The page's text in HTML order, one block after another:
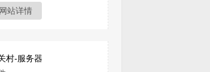
网站详情
村-服务器